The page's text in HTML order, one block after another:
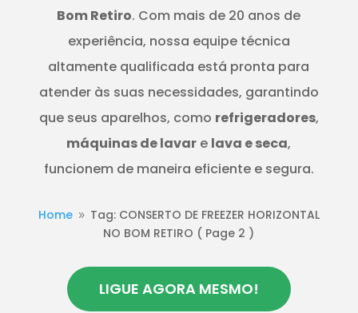
Bom Retiro. Com mais de 20 anos de
experiência, nossa equipe técnica
altamente qualificada está pronta para
atender às suas necessidades, garantindo
que seus aparelhos, como refrigeradores,
máquinas de lavar e lava e seca,
funcionem de maneira eficiente e segura.
Home 9 Tag: CONSERTO DE FREEZER HORIZONTAL
NO BOM RETIRO ( Page 2 )
LIGUE AGORA MESMO!